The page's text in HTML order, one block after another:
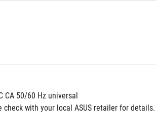
CA 50/60 Hz universal
with your local ASUS retailer for details.